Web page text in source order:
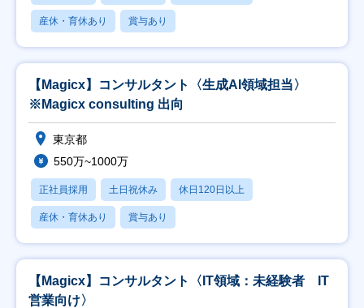
産休・育休あり 賞与あり
【Magicx】コンサルタント〈生成AI領域担当〉
※Magicx consulting 出向
東京都
550万~1000万
正社員採用 土日祝休み 休日120日以上
産休・育休あり 賞与あり
【Magicx】コンサルタント〈IT領域：未経験者 IT
営業向け〉